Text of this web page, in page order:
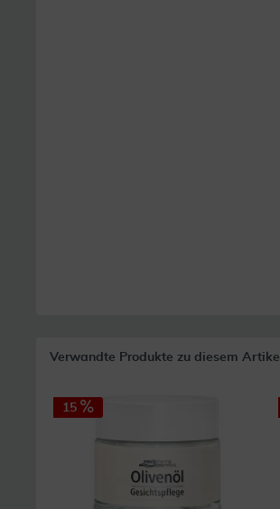
Verwandte Produkte zu diesem Artikel
15